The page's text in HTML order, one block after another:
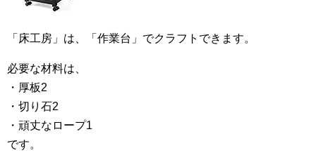
「床工房」は、「作業台」でクラフトできます。
必要な材料は、
・厚板2
・切り石2
・頑丈なロープ1
です。